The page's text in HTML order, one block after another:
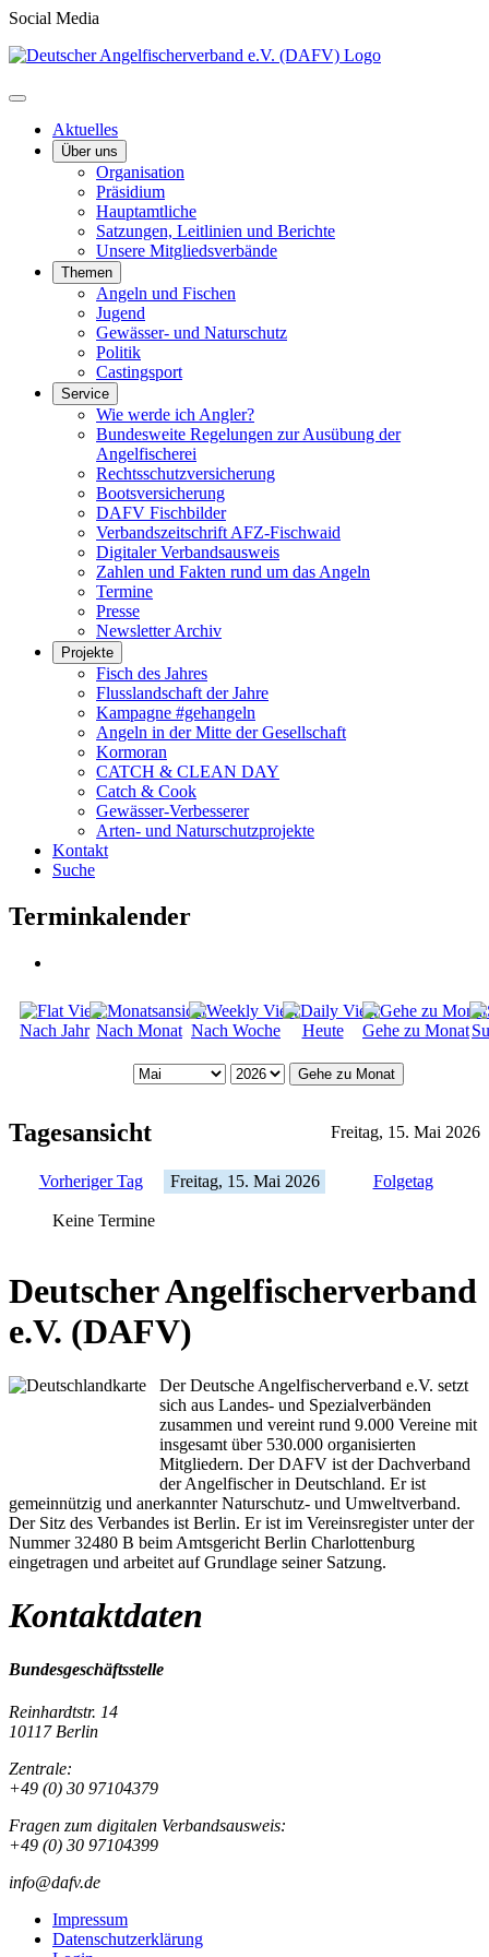
Social Media
Aktuelles
Über uns
Organisation
Präsidium
Hauptamtliche
Satzungen, Leitlinien und Berichte
Unsere Mitgliedsverbände
Themen
Angeln und Fischen
Jugend
Gewässer- und Naturschutz
Politik
Castingsport
Service
Wie werde ich Angler?
Bundesweite Regelungen zur Ausübung der
Angelfischerei
Rechtsschutzversicherung
Bootsversicherung
DAFV Fischbilder
Verbandszeitschrift AFZ-Fischwaid
Digitaler Verbandsausweis
Zahlen und Fakten rund um das Angeln
Termine
Presse
Newsletter Archiv
Projekte
Fisch des Jahres
Flusslandschaft der Jahre
Kampagne #gehangeln
Angeln in der Mitte der Gesellschaft
Kormoran
CATCH & CLEAN DAY
Catch & Cook
Gewässer-Verbesserer
Arten- und Naturschutzprojekte
Kontakt
Suche
Terminkalender
Nach Jahr Nach Monat Nach Woche Heute Gehe zu Monat
Gehe zu Monat
Tagesansicht Freitag, 15. Mai 2026
Vorheriger Tag Freitag, 15. Mai 2026 Folgetag
Keine Termine
Deutscher Angelfischerverband
e.V. (DAFV)
Der Deutsche Angelfischerverband e.V. setzt
sich aus Landes- und Spezialverbänden
zusammen und vereint rund 9.000 Vereine mit
insgesamt über 530.000 organisierten
Mitgliedern. Der DAFV ist der Dachverband
der Angelfischer in Deutschland. Er ist
gemeinnützig und anerkannter Naturschutz- und Umweltverband.
Der Sitz des Verbandes ist Berlin. Er ist im Vereinsregister unter der
Nummer 32480 B beim Amtsgericht Berlin Charlottenburg
eingetragen und arbeitet auf Grundlage seiner Satzung.
Kontaktdaten
Bundesgeschäftsstelle
Reinhardtstr. 14
10117 Berlin
Zentrale:
+49 (0) 30 97104379
Fragen zum digitalen Verbandsausweis:
+49 (0) 30 97104399
info@dafv.de
Impressum
Datenschutzerklärung